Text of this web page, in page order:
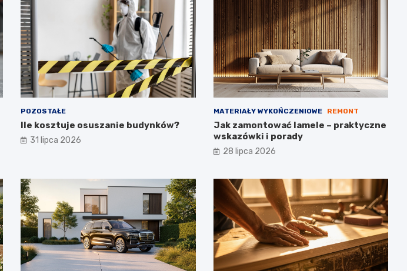
POZOSTAŁE
Ile kosztuje osuszanie budynków?
31 lipca 2026
MATERIAŁY WYKOŃCZENIOWE REMONT
Jak zamontować lamele – praktyczne
wskazówki i porady
28 lipca 2026